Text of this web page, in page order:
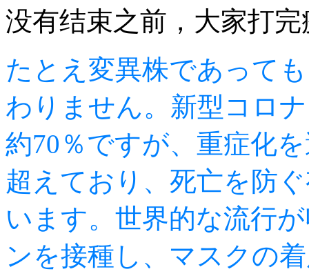
没有结束之前，大家打
たとえ変異株であって
わりません。新型コロ
約70％ですが、重症化
超えており、死亡を防
います。世界的な流行
ンを接種し、マスクの